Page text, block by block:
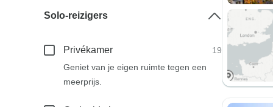
Solo-reizigers
Privékamer
19
Geniet van je eigen ruimte tegen een
meerprijs.